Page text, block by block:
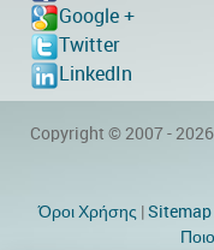
Google +
Twitter
LinkedIn
Copyright © 2007 - 2026
Όροι Χρήσης |Sitemap